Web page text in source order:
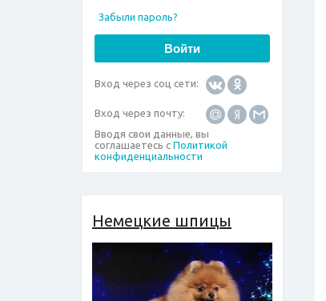
Забыли пароль?
Вход через соц сети:
Вход через почту:
Вводя свои данные, вы
соглашаетесь с Политикой
конфиденциальности
Немецкие шпицы